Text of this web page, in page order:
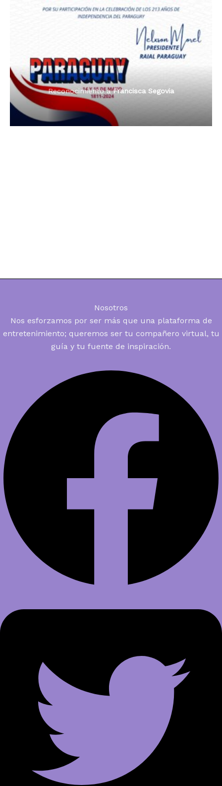
Dama de Oro 2024
Reconocimiento aFrancisca Segovia
Reconocimiento aFrancisca Segovia
Radio Tribuna Abierta
Premio Orgullo Paraguayo
Reconocimiento aFrancisca Segovia
Nosotros
Nos esforzamos por ser más que una plataforma de
entretenimiento; queremos ser tu compañero virtual, tu
guía y tu fuente de inspiración.